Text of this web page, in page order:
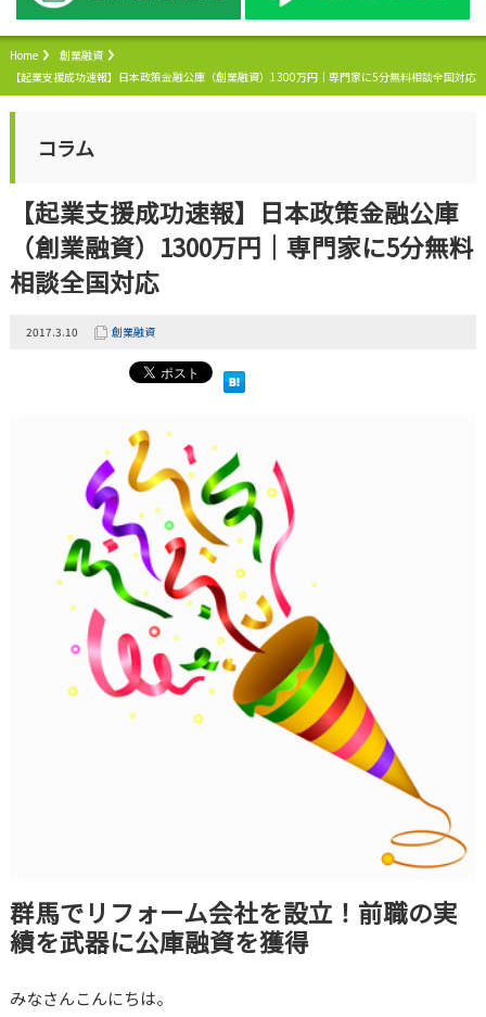
Home
創業融資
【起業支援成功速報】日本政策金融公庫（創業融資）1300万円｜専門家に5分無料相談全国対応
コラム
【起業支援成功速報】日本政策金融公庫
（創業融資）1300万円｜専門家に5分無料
相談全国対応
2017.3.10 創業融資
群馬でリフォーム会社を設立！前職の実
績を武器に公庫融資を獲得
みなさんこんにちは。